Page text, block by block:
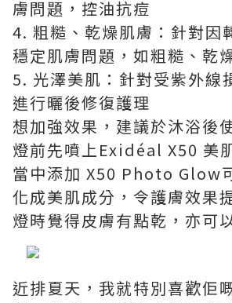
膚問題，控油抗痘
4. 粗糙、乾燥肌膚：針對因
穩定肌膚問題，如粗糙、乾
5. 光澤美肌：針對受紫外線
進行曬後修復護理
想加強效果，建議於沐浴後
燈前先噴上Exidéal X50 美
當中添加 X50 Photo Glow
化成美肌成分，令護膚效果
燈時覺得皮膚有點乾，亦可
近排夏天，我就特別喜歡佢